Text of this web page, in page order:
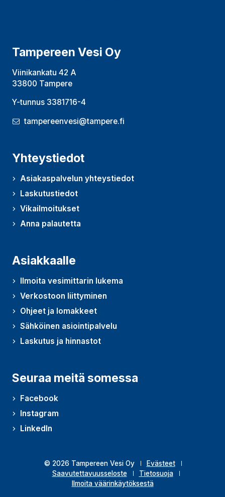
Tampereen Vesi Oy
Viinikankatu 42 A
33800 Tampere
Y-tunnus 3381716-4
tampereenvesi@tampere.fi
Yhteystiedot
Asiakaspalvelun yhteystiedot
Laskutustiedot
Vikailmoitukset
Anna palautetta
(Avautuu uudessa ikkunassa)
Asiakkaalle
Ilmoita vesimittarin lukema
Verkostoon liittyminen
Ohjeet ja lomakkeet
Sähköinen asiointipalvelu
Laskutus ja hinnastot
Seuraa meitä somessa
Facebook
Instagram
LinkedIn
© 2026 Tampereen Vesi Oy
Evästeet
Saavutettavuusseloste
Tietosuoja
Ilmoita väärinkäytöksestä